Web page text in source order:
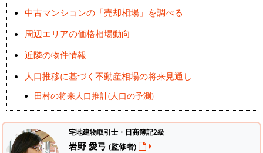
中古マンションの「売却相場」を調べる
周辺エリアの価格相場動向
近隣の物件情報
人口推移に基づく不動産相場の将来見通し
田村の将来人口推計(人口の予測)
宅地建物取引士・日商簿記2級
岩野 愛弓 (監修者)